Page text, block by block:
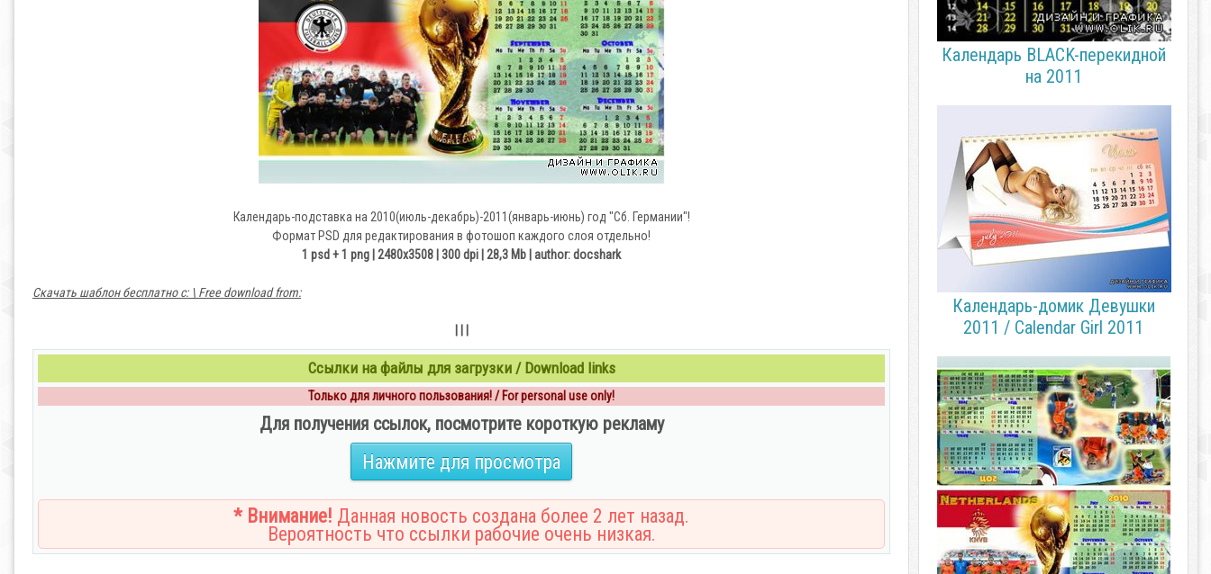
Календарь-подставка на 2010(июль-декабрь)-2011(январь-июнь) год "Сб. Германии"!
Формат PSD для редактирования в фотошоп каждого слоя отдельно!
1 psd + 1 png | 2480x3508 | 300 dpi | 28,3 Mb | author: docshark
Скачать шаблон бесплатно c: \ Free download from:
Ссылки на файлы для загрузки / Download links
Только для личного пользования! / For personal use only!
Для получения ссылок, посмотрите короткую рекламу
Нажмите для просмотра
* Внимание! Данная новость создана более 2 лет назад.
Вероятность что ссылки рабочие очень низкая.
Календарь BLACK-перекидной
на 2011
Календарь-домик Девушки
2011 / Calendar Girl 2011